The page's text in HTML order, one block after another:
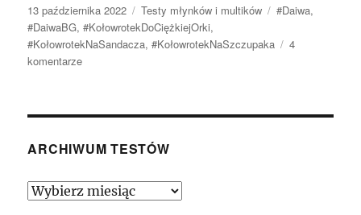
Data
publikacji
13 października 2022 Kategorie
Testy młynków i multików Tagi
#Daiwa,
#DaiwaBG,#KołowrotekDoCiężkiejOrki,
#KołowrotekNaSandacza,#KołowrotekNaSzczupaka
4
komentarzedo
2500
Japoński
kieszonkowy
ARCHIWUM TESTÓW
Archiwum